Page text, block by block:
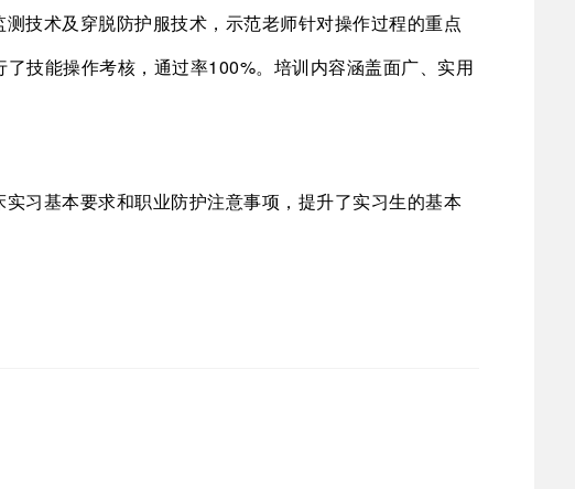
技术及穿脱防护服技术，示范老师针对操作过程的重点
技能操作考核，通过率100%。培训内容涵盖面广、实用
习基本要求和职业防护注意事项，提升了实习生的基本